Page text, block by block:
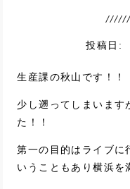
投稿日:
生産課の秋山です！！
少し遡ってしまいます
た！！
第一の目的はライブに
いうこともあり横浜を